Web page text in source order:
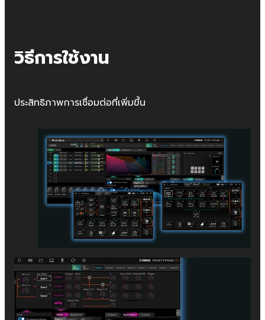
วิธีการใช้งาน
ประสิทธิภาพการเชื่อมต่อที่เพิ่มขึ้น